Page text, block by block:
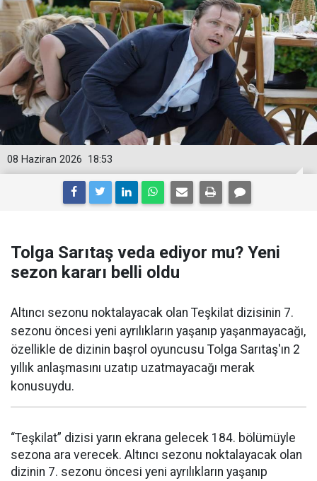
18:53
08 Haziran 2026
Tolga Sarıtaş veda ediyor mu? Yeni
sezon kararı belli oldu
Altıncı sezonu noktalayacak olan Teşkilat dizisinin 7.
sezonu öncesi yeni ayrılıkların yaşanıp yaşanmayacağı,
özellikle de dizinin başrol oyuncusu Tolga Sarıtaş'ın 2
yıllık anlaşmasını uzatıp uzatmayacağı merak
konusuydu.
“Teşkilat” dizisi yarın ekrana gelecek 184. bölümüyle
sezona ara verecek. Altıncı sezonu noktalayacak olan
dizinin 7. sezonu öncesi yeni ayrılıkların yaşanıp